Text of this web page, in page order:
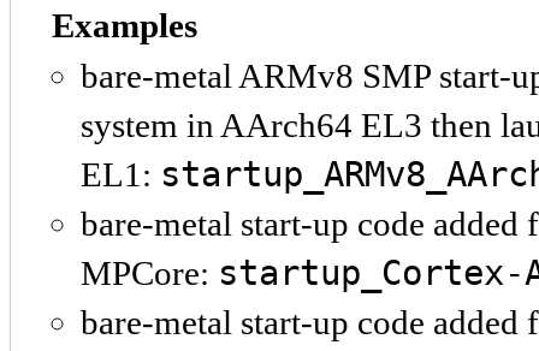
Examples
bare-metal ARMv8 SMP start-
system in AArch64 EL3 then
EL1:
bare-metal start-up code
MPCore: startup_Cortex-
bare-metal start-up code